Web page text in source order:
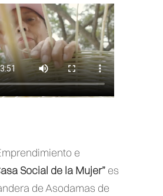
e
Social de la Mujer” es
de Asodamas de